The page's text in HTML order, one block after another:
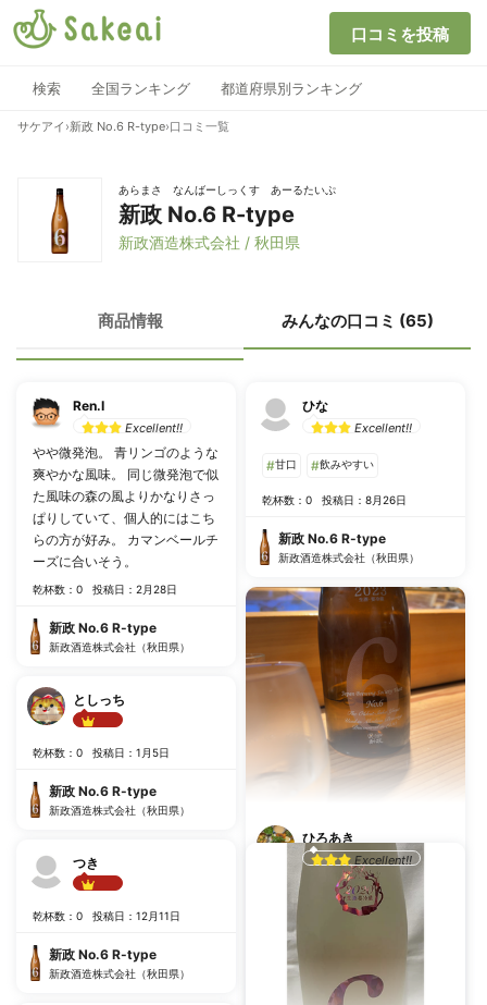
口コミを投稿
検索 全国ランキング 都道府県別ランキング
サケアイ ›新政 No.6 R-type›口コミ一覧
あらまさ なんばーしっくす あーるたいぷ
新政 No.6 R-type
新政酒造株式会社 / 秋田県
商品情報 みんなの口コミ (65)
Ren.I
Excellent!!
やや微発泡。 青リンゴのような
爽やかな風味。 同じ微発泡で似
た風味の森の風よりかなりさっ
ぱりしていて、個人的にはこち
らの方が好み。 カマンベールチ
ーズに合いそう。
乾杯数：0 投稿日：2月28日
新政 No.6 R-type
新政酒造株式会社（秋田県）
ひな
Excellent!!
#甘口 #飲みやすい
乾杯数：0 投稿日：8月26日
新政 No.6 R-type
新政酒造株式会社（秋田県）
ひろあき
Excellent!!
フルーティーなのにちゃんと日
本酒の深みもある素晴らしいお
酒です
投稿日：11月27日
新政 No.6 R-type
としっち
乾杯数：0 投稿日：1月5日
新政 No.6 R-type
新政酒造株式会社（秋田県）
つき
乾杯数：0 投稿日：12月11日
新政 No.6 R-type
新政酒造株式会社（秋田県）